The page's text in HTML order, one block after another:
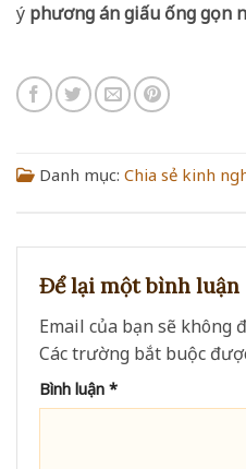
ý phương án giấu ống gọn
Danh mục: Chia sẻ kinh
Để lại một bình luận
Email của bạn sẽ không
Các trường bắt buộc
Bình luận *